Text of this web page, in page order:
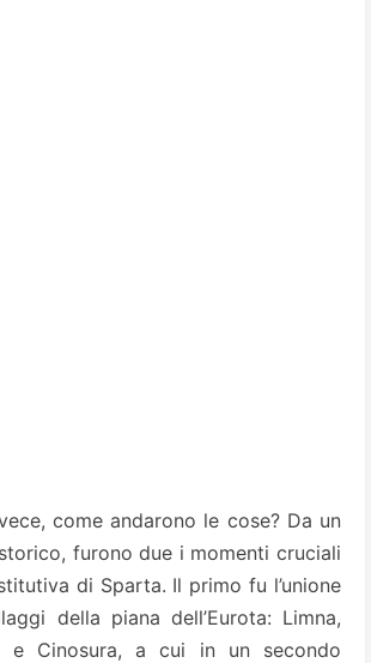
come andarono le cose? Da un
furono due i momenti cruciali
di Sparta. Il primo fu l’unione
della piana dell’Eurota: Limna,
e Cinosura, a cui in un secondo